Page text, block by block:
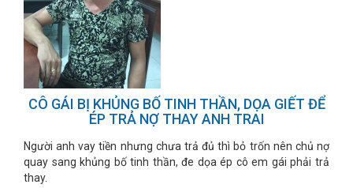
CÔ GÁI BỊ KHỦNG BỐ TINH THẦN, DỌA GIẾT ĐỂ
ÉP TRẢ NỢ THAY ANH TRAI
Người anh vay tiền nhưng chưa trả đủ thì bỏ trốn nên chủ nợ
quay sang khủng bố tinh thần, đe dọa ép cô em gái phải trả
thay.